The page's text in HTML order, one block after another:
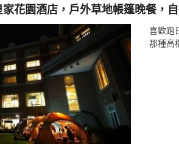
家花園酒店，戶外草地帳篷晚餐，
喜歡跑
那種高